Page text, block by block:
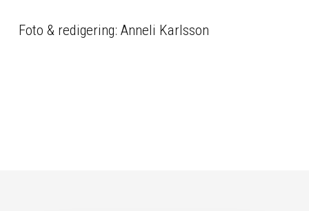
Foto & redigering: Anneli Karlsson